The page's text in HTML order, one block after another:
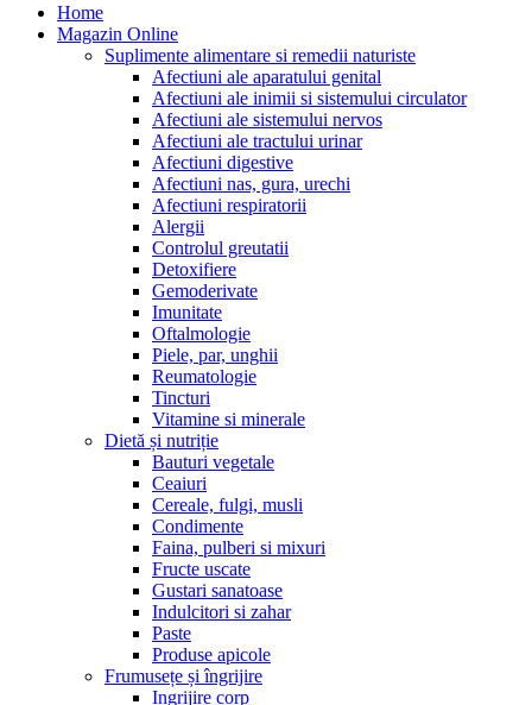
Home
Magazin Online
Suplimente alimentare si remedii naturiste
Afectiuni ale aparatului genital
Afectiuni ale inimii si sistemului circulator
Afectiuni ale sistemului nervos
Afectiuni ale tractului urinar
Afectiuni digestive
Afectiuni nas, gura, urechi
Afectiuni respiratorii
Alergii
Controlul greutatii
Detoxifiere
Gemoderivate
Imunitate
Oftalmologie
Piele, par, unghii
Reumatologie
Tincturi
Vitamine si minerale
Dietă și nutriție
Bauturi vegetale
Ceaiuri
Cereale, fulgi, musli
Condimente
Faina, pulberi si mixuri
Fructe uscate
Gustari sanatoase
Indulcitori si zahar
Paste
Produse apicole
Frumusețe și îngrijire
Ingrijire corp